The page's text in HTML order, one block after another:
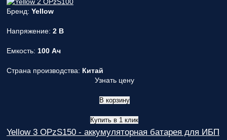
Бренд: Yellow
Напряжение: 2 В
Емкость: 100 Ач
Страна производства: Китай
Узнать цену
В корзину
Купить в 1 клик
Yellow 3 OPzS150 - аккумуляторная батарея для ИБП